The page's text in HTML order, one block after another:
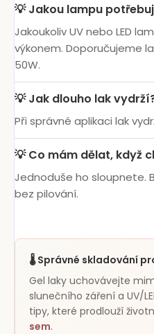
💡 Jakou lampu
Jakoukoliv UV nebo LED
výkonem. Doporučujeme
50W.
💡 Jak dlouho lak
Při správné aplikaci lak
💡 Co mám dělat, když
Jednoduše ho sloupnete.
bez pilování.
🌡️ Správné skladování
Gel laky uchovávejte
slunečního záření a UV/
tipy, které prodlouží
sem.